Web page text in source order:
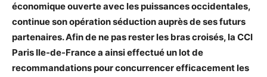
économique ouverte avec les puissances occidentales,
continue son opération séduction auprès de ses futurs
partenaires. Afin de ne pas rester les bras croisés, la CCI
Paris Ile-de-France a ainsi effectué un lot de
recommandations pour concurrencer efficacement les